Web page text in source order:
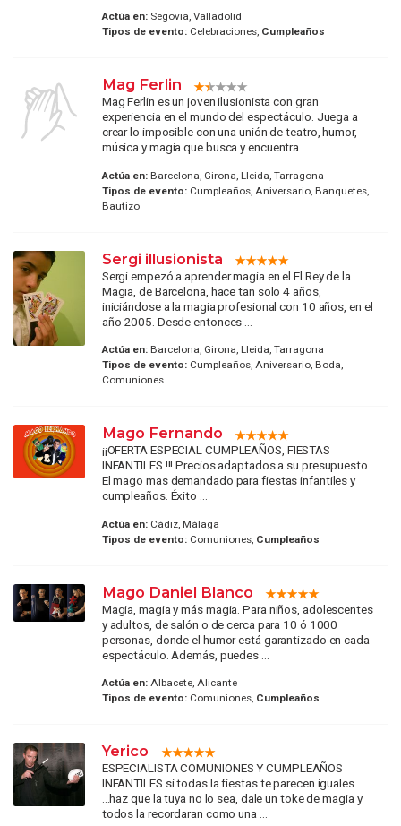
Actúa en:Segovia, Valladolid
Tipos de evento:Celebraciones, Cumpleaños
Mag Ferlin
Mag Ferlin es un joven ilusionista con gran
experiencia en el mundo del espectáculo. Juega a
crear lo imposible con una unión de teatro, humor,
música y magia que busca y encuentra ...
Actúa en:Barcelona, Girona, Lleida, Tarragona
Tipos de evento:Cumpleaños, Aniversario, Banquetes,
Bautizo
Sergi illusionista
Sergi empezó a aprender magia en el El Rey de la
Magia, de Barcelona, hace tan solo 4 años,
iniciándose a la magia profesional con 10 años, en el
año 2005. Desde entonces ...
Actúa en:Barcelona, Girona, Lleida, Tarragona
Tipos de evento:Cumpleaños, Aniversario, Boda,
Comuniones
Mago Fernando
¡¡OFERTA ESPECIAL CUMPLEAÑOS, FIESTAS
INFANTILES !!! Precios adaptados a su presupuesto.
El mago mas demandado para fiestas infantiles y
cumpleaños. Éxito ...
Actúa en:Cádiz, Málaga
Tipos de evento:Comuniones, Cumpleaños
Mago Daniel Blanco
Magia, magia y más magia. Para niños, adolescentes
y adultos, de salón o de cerca para 10 ó 1000
personas, donde el humor está garantizado en cada
espectáculo. Además, puedes ...
Actúa en:Albacete, Alicante
Tipos de evento:Comuniones, Cumpleaños
Yerico
ESPECIALISTA COMUNIONES Y CUMPLEAÑOS
INFANTILES si todas la fiestas te parecen iguales
...haz que la tuya no lo sea, dale un toke de magia y
todos la recordaran como una ...